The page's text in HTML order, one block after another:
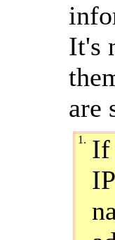
It's
are
1. If